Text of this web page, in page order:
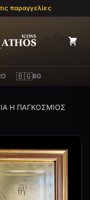
παραγγελίες
Athos Icons
🇧🇬BG
Η ΠΑΓΚΟΣΜΙΟΣ